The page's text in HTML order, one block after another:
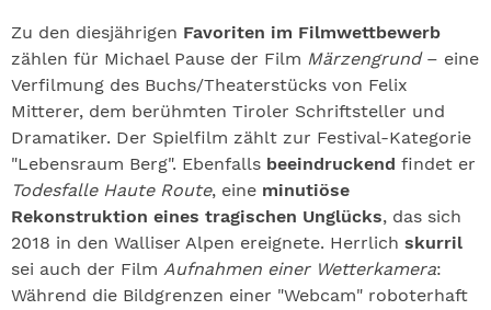
Zu den diesjährigen Favoriten im Filmwettbewerb
zählen für Michael Pause der Film Märzengrund– eine
Verfilmung des Buchs/Theaterstücks von Felix
Mitterer, dem berühmten Tiroler Schriftsteller und
Dramatiker. Der Spielfilm zählt zur Festival-Kategorie
"Lebensraum Berg". Ebenfalls beeindruckend findet er
Todesfalle Haute Route, eine minutiöse
Rekonstruktion eines tragischen Unglücks, das sich
2018 in den Walliser Alpen ereignete. Herrlich skurril
sei auch der Film Aufnahmen einer Wetterkamera:
Während die Bildgrenzen einer "Webcam" roboterhaft